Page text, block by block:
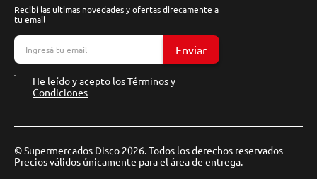
Recibí las ultimas novedades y ofertas direcamente a
tu email
Enviar
He leído y acepto losTérminos y
Condiciones
© Supermercados Disco 2026. Todos los derechos reservados
Precios válidos únicamente para el área de entrega.